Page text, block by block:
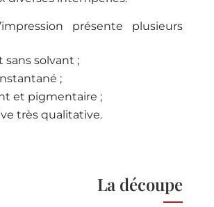
présente plusieurs
sans solvant ;
;
et pigmentaire ;
très qualitative.
La découpe